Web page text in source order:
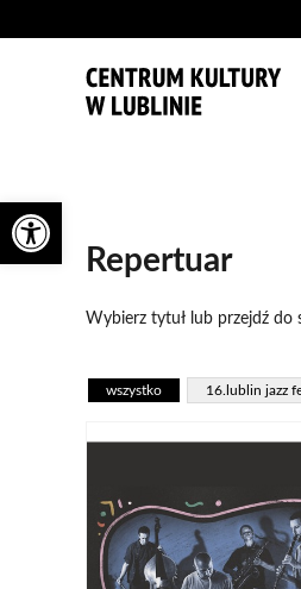
Otwórz pasek narzędzi
Repertuar
Wybierz tytuł lub przejdź do
wszystko 16.lublin jazz